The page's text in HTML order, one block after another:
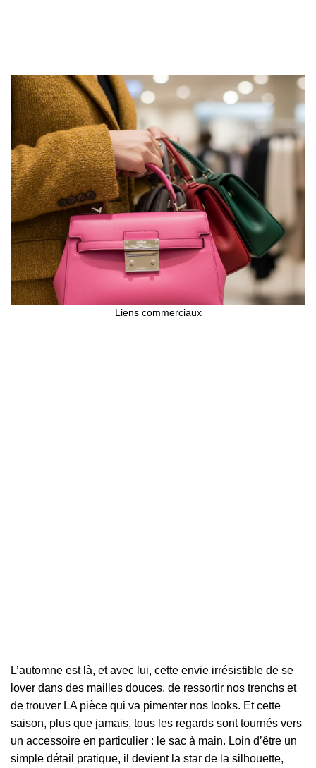
Liens commerciaux
L’automne est là, et avec lui, cette envie irrésistible de se
lover dans des mailles douces, de ressortir nos trenchs et
de trouver LA pièce qui va pimenter nos looks. Et cette
saison, plus que jamais, tous les regards sont tournés vers
un accessoire en particulier : le sac à main. Loin d’être un
simple détail pratique, il devient la star de la silhouette,